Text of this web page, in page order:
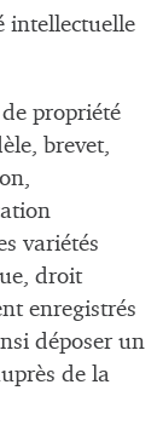
intellectuelle
propriété
brevet,
variétés
droit
enregistrés
déposer un
de la